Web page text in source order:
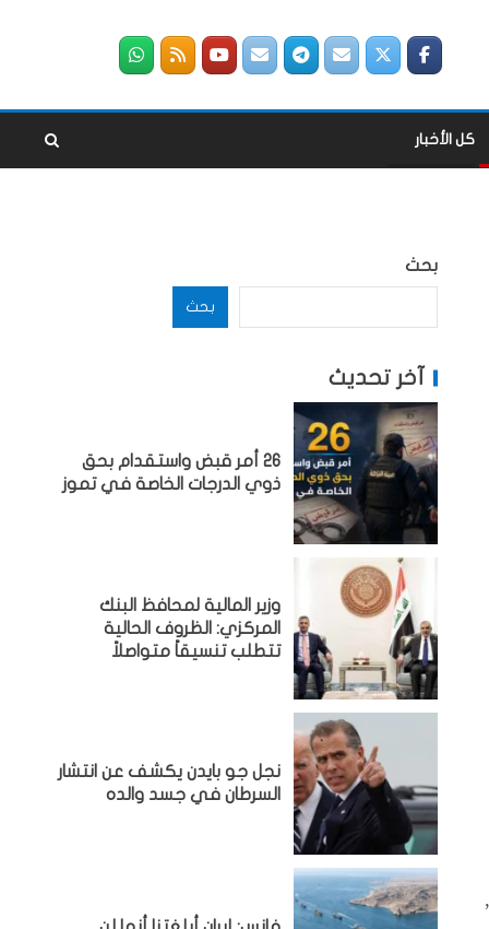
كل الأخبار
بحث
بحث
آخر تحديث
26 أمر قبض واستقدام بحق
ذوي الدرجات الخاصة في تموز
وزير المالية لمحافظ البنك
المركزي: الظروف الحالية
تتطلب تنسيقاً متواصلاً
نجل جو بايدن يكشف عن انتشار
السرطان في جسد والده